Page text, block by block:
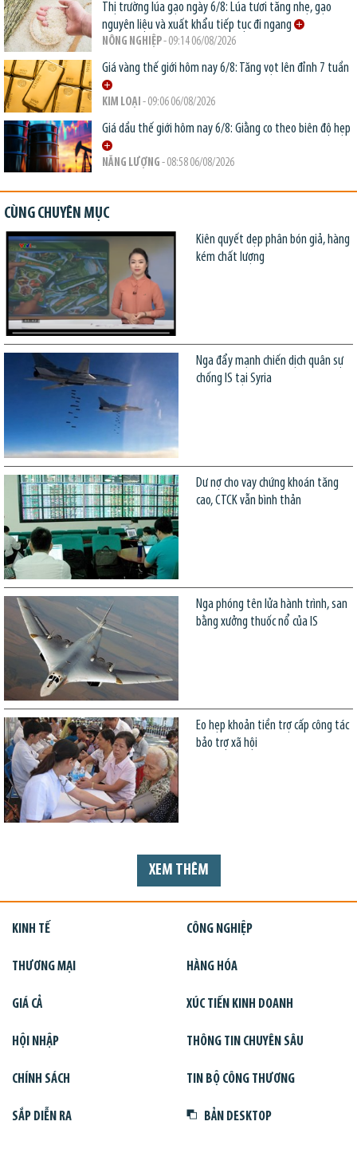
Thị trường lúa gạo ngày 6/8: Lúa tươi tăng nhẹ, gạo
nguyên liệu và xuất khẩu tiếp tục đi ngang
NÔNG NGHIỆP- 09:14 06/08/2026
Giá vàng thế giới hôm nay 6/8: Tăng vọt lên đỉnh 7 tuần
KIM LOẠI - 09:06 06/08/2026
Giá dầu thế giới hôm nay 6/8: Giằng co theo biên độ hẹp
NĂNG LƯỢNG - 08:58 06/08/2026
CÙNG CHUYÊN MỤC
Kiên quyết dẹp phân bón giả, hàng
kém chất lượng
Nga đẩy mạnh chiến dịch quân sự
chống IS tại Syria
Dư nợ cho vay chứng khoán tăng
cao, CTCK vẫn bình thản
Nga phóng tên lửa hành trình, san
bằng xưởng thuốc nổ của IS
Eo hẹp khoản tiền trợ cấp công tác
bảo trợ xã hội
XEM THÊM
KINH TẾ CÔNG NGHIỆP
THƯƠNG MẠI HÀNG HÓA
GIÁ CẢ XÚC TIẾN KINH DOANH
HỘI NHẬP THÔNG TIN CHUYÊN SÂU
CHÍNH SÁCH TIN BỘ CÔNG THƯƠNG
SẮP DIỄN RA BẢN DESKTOP